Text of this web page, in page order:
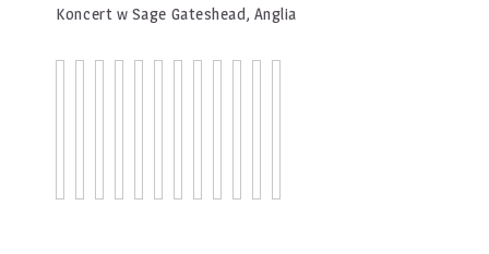
Koncert w Sage Gateshead, Anglia